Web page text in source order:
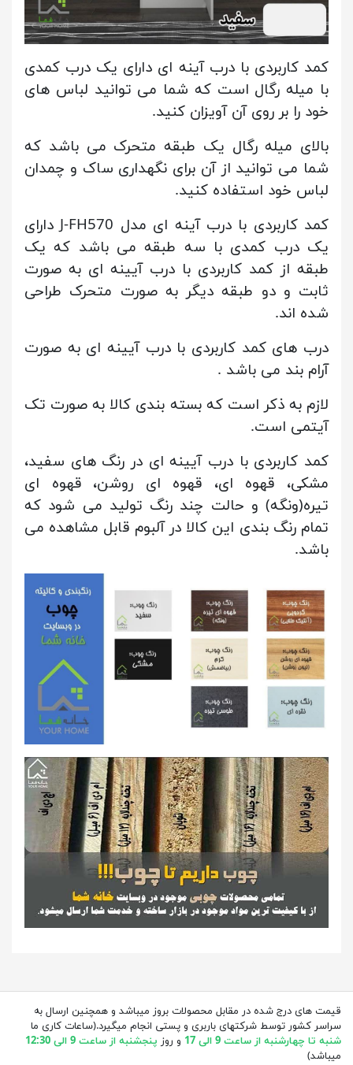
کمد کاربردی با درب آینه ای دارای یک درب کمدی
با میله رگال است که شما می توانید لباس های
خود را بر روی آن آویزان کنید.
بالای میله رگال یک طبقه متحرک می باشد که
شما می توانید از آن برای نگهداری ساک و چمدان
لباس خود استفاده کنید.
کمد کاربردی با درب آینه ای مدل J-FH570 دارای
یک درب کمدی با سه طبقه می باشد که یک
طبقه از کمد کاربردی با درب آیینه ای به صورت
ثابت و دو طبقه دیگر به صورت متحرک طراحی
شده اند.
درب های کمد کاربردی با درب آیینه ای به صورت
آرام بند می باشد .
لازم به ذکر است که بسته بندی کالا به صورت تک
آیتمی است.
کمد کاربردی با درب آیینه ای در رنگ های سفید،
مشکی، قهوه ای، قهوه ای روشن، قهوه ای
تیره(ونگه) و حالت چند رنگ تولید می شود که
تمام رنگ بندی این کالا در آلبوم قابل مشاهده می
باشد.
قیمت های درج شده در مقابل محصولات بروز میباشد و همچنین ارسال به
سراسر کشور توسط شرکتهای باربری و پستی انجام میگیرد.(ساعات کاری ما
شنبه تا چهارشنبه از ساعت 9 الی 17
و روز پنجشنبه از ساعت 9 الی 12:30
میباشد)